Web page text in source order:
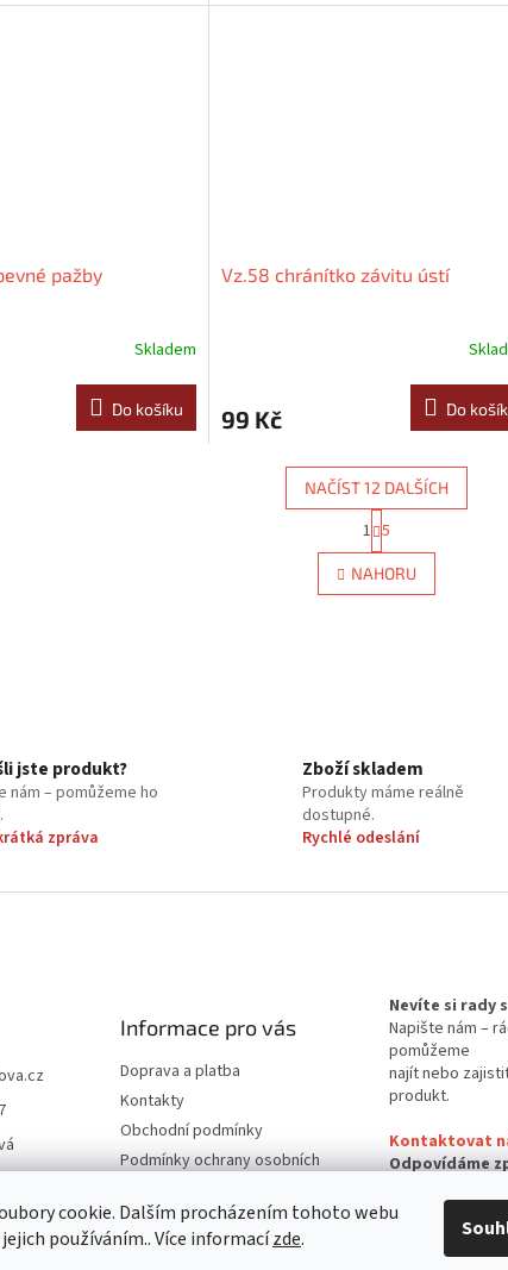
cookie. Dalším procházením tohoto webu
používáním.. Více informacízde.
pažby
Skladem
Do košíku
Vz.58 chránítko závitu ústí
99 Kč Do
O
v
l
v
k
v
i
NAČÍST 12 DALŠÍCH
t
r
á
n
1 5
NAHORU
jste produkt?
nám – pomůžeme ho
zpráva
Zboží skladem
Produkty máme reálně
dostupné.
Rychlé odeslání
Informace pro vás
Doprava a platba
Kontakty
Obchodní podmínky
Podmínky ochrany osobních
Reklamační řád
Nevíte si rady
Napište nám –
pomůžeme
najít nebo
produkt.
Kontaktovat
Odpovídáme